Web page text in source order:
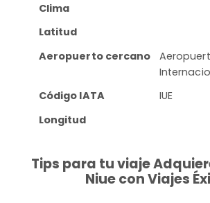
Clima
Latitud
Aeropuerto cercano
Código IATA
IUE
Longitud
Tips para tu viaje
Niue con Viajes